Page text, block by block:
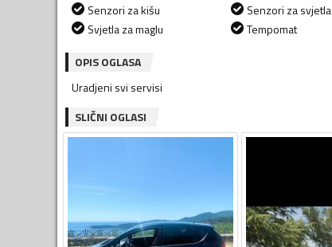
Senzori za kišu
Svjetla za maglu
Senzori za svjetla
Tempomat
OPIS OGLASA
Uradjeni svi servisi
SLIČNI OGLASI